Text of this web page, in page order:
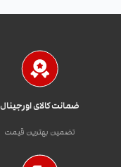
ضمانت کالای اورجینال
تضمین بهترین قیمت